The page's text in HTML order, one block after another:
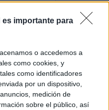
importante para
o accedemos a
como cookies, y
como identificadores
por un dispositivo,
medición de
sobre el público, así
La Comunidad
de lujo de
euros el diseño
Puerta del Sol
y Cookies